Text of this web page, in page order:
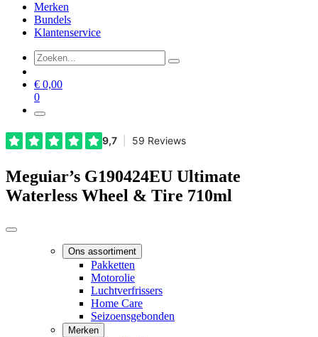
Merken
Bundels
Klantenservice
€ 0,00
0
Meguiar’s G190424EU Ultimate
Waterless Wheel & Tire 710ml
Ons assortiment
Pakketten
Motorolie
Luchtverfrissers
Home Care
Seizoensgebonden
Merken